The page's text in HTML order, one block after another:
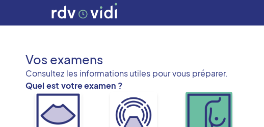
Vos examens
Consultez les informations utiles pour vous préparer.
Quel est votre examen ?